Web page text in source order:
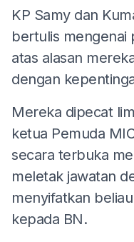
KP Samy dan
bertulis mengenai
atas alasan
dengan
Mereka dipecat
ketua Pemuda
secara terbuka
meletak jawatan
menyifatkan
kepada BN.